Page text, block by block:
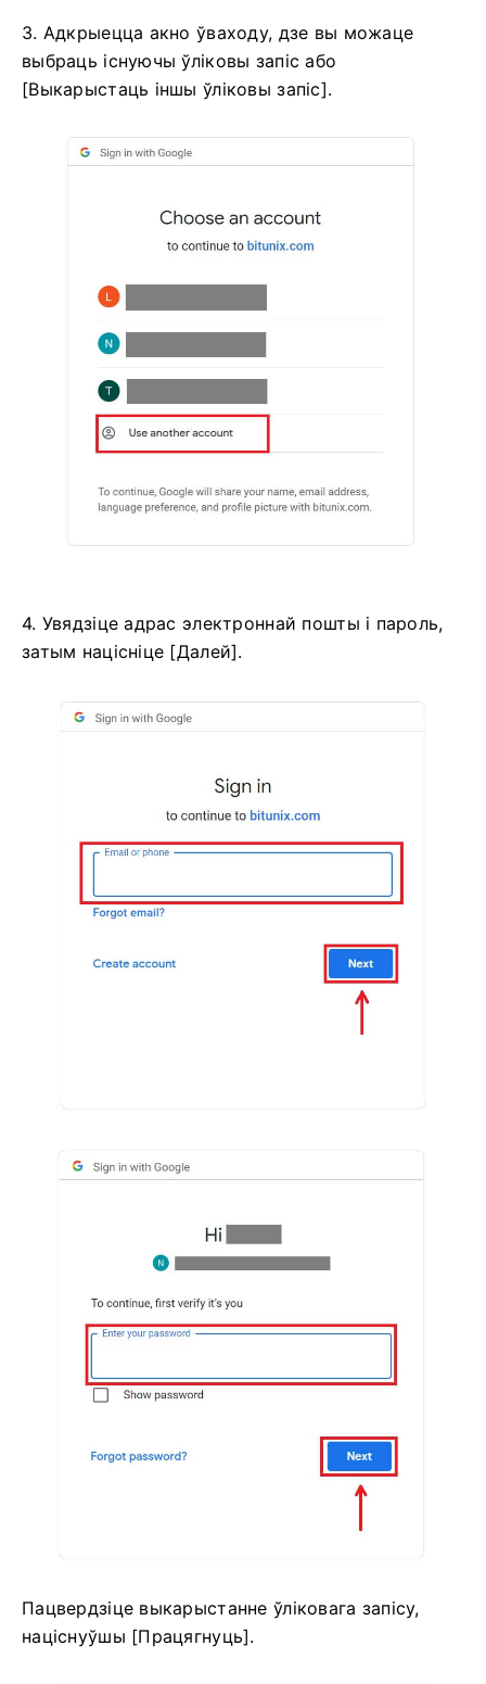
3. Адкрыецца акно ўваходу, дзе вы можаце
выбраць існуючы ўліковы запіс або
[Выкарыстаць іншы ўліковы запіс].
4. Увядзіце адрас электроннай пошты і пароль,
затым націсніце [Далей].
Пацвердзіце выкарыстанне ўліковага запісу,
націснуўшы [Працягнуць].